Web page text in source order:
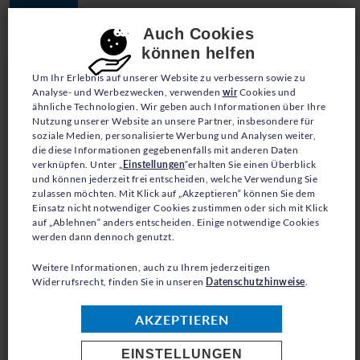
Consent-Einstellungen
Auch Cookies
können helfen
Um Ihr Erlebnis auf unserer Website zu verbessern sowie zu
Analyse- und Werbezwecken, verwenden wirCookies und
ähnliche Technologien. Wir geben auch Informationen über Ihre
Nutzung unserer Website an unsere Partner, insbesondere für
soziale Medien, personalisierte Werbung und Analysen weiter,
die diese Informationen gegebenenfalls mit anderen Daten
verknüpfen. Unter „ Einstellungen“erhalten Sie einen Überblick
und können jederzeit frei entscheiden, welche Verwendung Sie
zulassen möchten. Mit Klick auf „Akzeptieren“ können Sie dem
Einsatz nicht notwendiger Cookies zustimmen oder sich mit Klick
auf „Ablehnen“ anders entscheiden. Einige notwendige Cookies
werden dann dennoch genutzt.
Weitere Informationen, auch zu Ihrem jederzeitigen
Widerrufsrecht, finden Sie in unseren Datenschutzhinweise.
AKZEPTIEREN
EINSTELLUNGEN
JETZT SPENDEN
BLOG
„SCHÄTZE, WAS DU
HAST“
In Odessa machte sich die Teenagerin Daria
Sorgen um die Schularbeiten und ihre